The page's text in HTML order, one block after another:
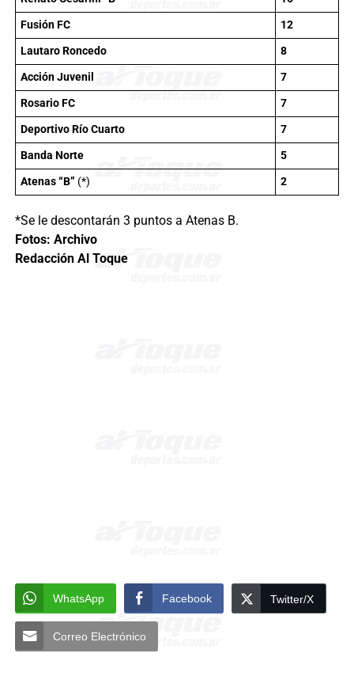
Fusión FC
12
Lautaro Roncedo
8
Acción Juvenil
7
Rosario FC
7
Deportivo Río Cuarto
7
Banda Norte
5
Atenas “B” (*) 2
*Se le descontarán 3 puntos a Atenas B.
Fotos: Archivo
Redacción Al Toque
WhatsApp Facebook Twitter/X
Correo Electrónico